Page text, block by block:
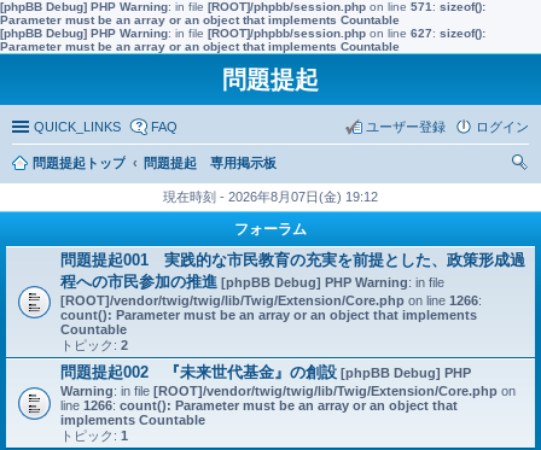
[phpBB Debug] PHP Warning: in file [ROOT]/phpbb/session.php on line 571 : sizeof():
Parameter must be an array or an object that implements Countable
[phpBB Debug] PHP Warning: in file [ROOT]/phpbb/session.php on line 627: sizeof():
Parameter must be an array or an object that implements Countable
問題提起
QUICK_LINKS FAQ ログイン
ユーザー登録
問題提起トップ
問題提起 専用掲示板
現在時刻 - 2026年8月07日(金) 19:12
フォーラム
問題提起001 実践的な市民教育の充実を前提とした、政策形成過
程への市民参加の推進 [phpBB Debug] PHP Warning: in file
[ROOT]/vendor/twig/twig/lib/Twig/Extension/Core.php on line 1266:
count(): Parameter must be an array or an object that implements
Countable
トピック: 2
問題提起002 『未来世代基金』の創設 [phpBB Debug] PHP
Warning: in file [ROOT]/vendor/twig/twig/lib/Twig/Extension/Core.php on
line 1266: count(): Parameter must be an array or an object that
implements Countable
トピック: 1